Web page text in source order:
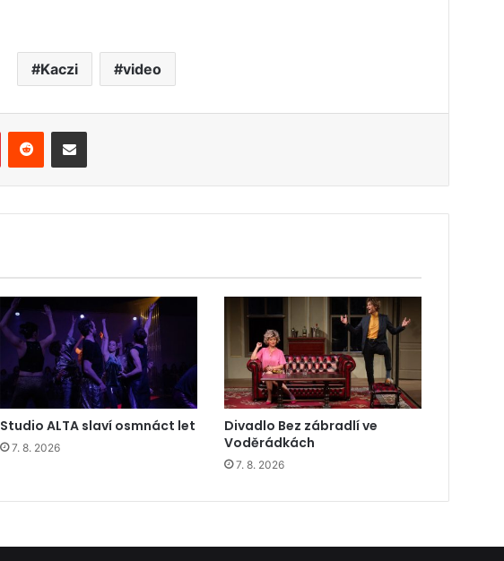
Kaczi video
Studio ALTA slaví osmnáct let
7. 8. 2026
Divadlo Bez zábradlí ve
Voděrádkách
7. 8. 2026